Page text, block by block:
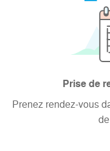
Prise de
Prenez rendez-vous